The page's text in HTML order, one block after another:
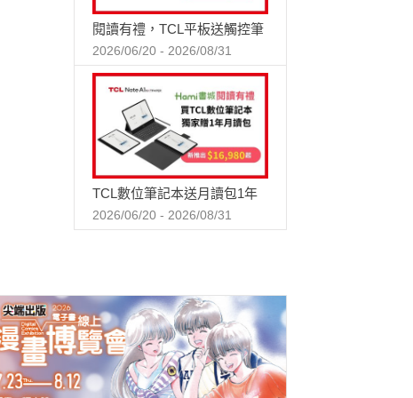
閱讀有禮，TCL平板送觸控筆
2026/06/20 - 2026/08/31
TCL數位筆記本送月讀包1年
2026/06/20 - 2026/08/31